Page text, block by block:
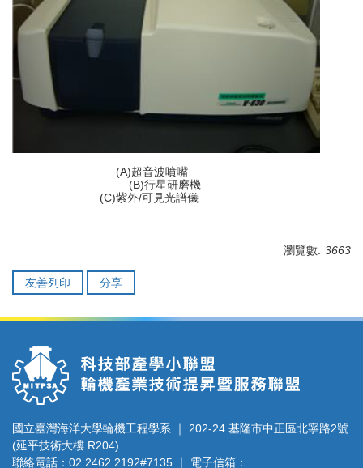
(A)超音波噴嘴
(B)行星研磨機
(C)紫外/可見光譜儀
瀏覽數: 3663
友善列印 分享
國立臺灣海洋大學輪機工程學系 ｜ 202-24 基隆市中正區北寧路2號
(延平技術大樓 R204)
聯絡電話：02 2462 2192#7135 ｜ 電子信箱：